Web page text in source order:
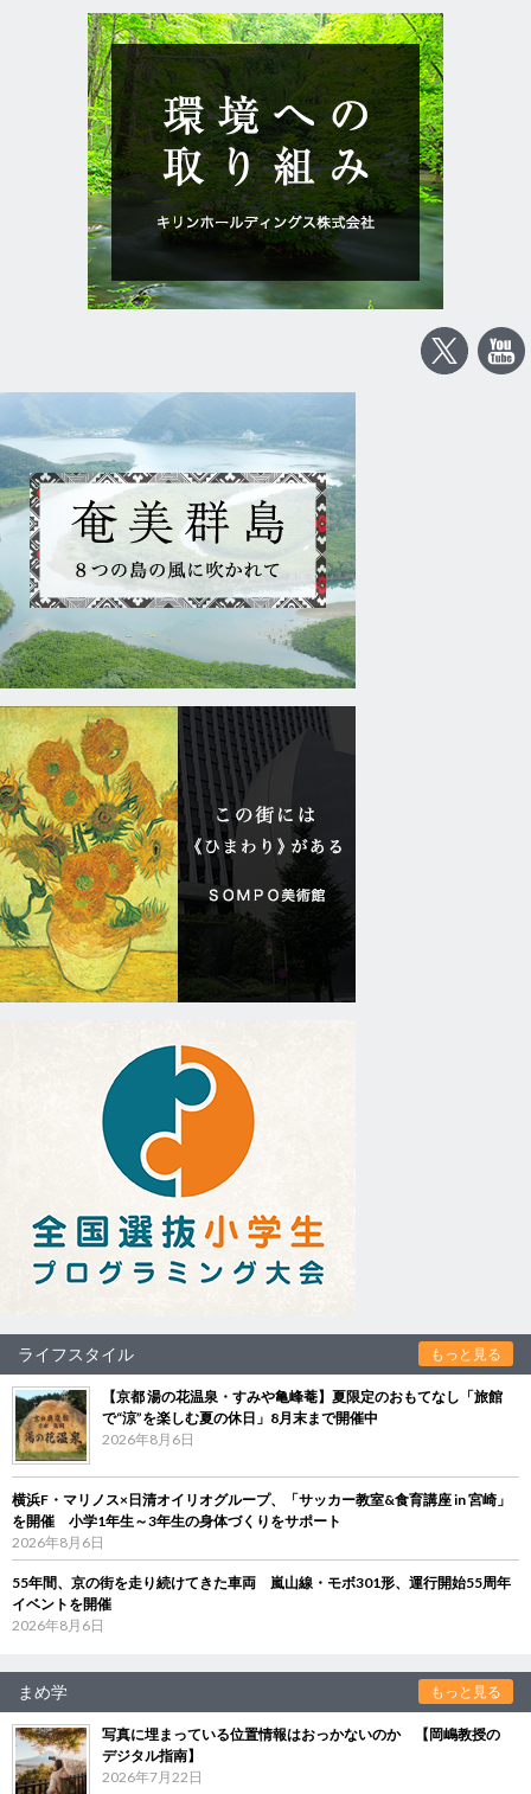
ライフスタイル もっと見る
【京都 湯の花温泉・すみや亀峰菴】夏限定のおもてなし「旅館
で“涼”を楽しむ夏の休日」8月末まで開催中
2026年8月6日
横浜F・マリノス×日清オイリオグループ、「サッカー教室&食育講座 in 宮崎」
を開催 小学1年生～3年生の身体づくりをサポート
2026年8月6日
55年間、京の街を走り続けてきた車両 嵐山線・モボ301形、運行開始55周年
イベントを開催
2026年8月6日
まめ学 もっと見る
写真に埋まっている位置情報はおっかないのか 【岡嶋教授の
デジタル指南】
2026年7月22日